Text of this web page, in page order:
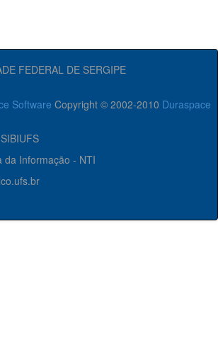
FEDERAL DE SERGIPE
Software Copyright © 2002-2010 Duraspace
da Informação - NTI